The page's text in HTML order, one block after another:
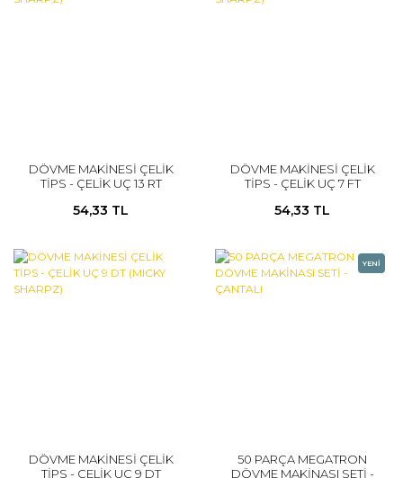
DÖVME MAKİNESİ ÇELİK
TİPS - ÇELİK UÇ 13 RT
54,33 TL
DÖVME MAKİNESİ ÇELİK
TİPS - ÇELİK UÇ 7 FT
54,33 TL
DÖVME MAKİNESİ ÇELİK
TİPS - ÇELİK UÇ 9 DT
YENİ
50 PARÇA MEGATRON
DÖVME MAKİNASI SETİ -